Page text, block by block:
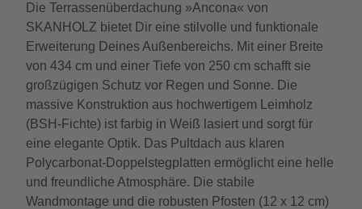
Die Terrassenüberdachung »Ancona« von
SKANHOLZ bietet Dir eine stilvolle und funktionale
Erweiterung Deines Außenbereichs. Mit einer Breite
von 434 cm und einer Tiefe von 250 cm schafft sie
großzügigen Schutz vor Regen und Sonne. Die
massive Konstruktion aus hochwertigem Leimholz
(BSH-Fichte) ist farbig in Weiß lasiert und sorgt für
eine elegante Optik. Das Pultdach aus klaren
Polycarbonat-Doppelstegplatten ermöglicht eine helle
und freundliche Atmosphäre. Die stabile
Wandmontage und die robusten Pfosten (12 x 12 cm)